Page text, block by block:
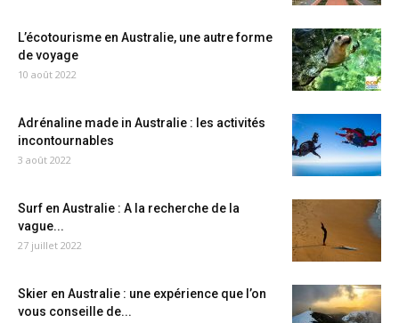
L’écotourisme en Australie, une autre forme
de voyage
10 août 2022
Adrénaline made in Australie : les activités
incontournables
3 août 2022
Surf en Australie : A la recherche de la
vague...
27 juillet 2022
Skier en Australie : une expérience que l’on
vous conseille de...